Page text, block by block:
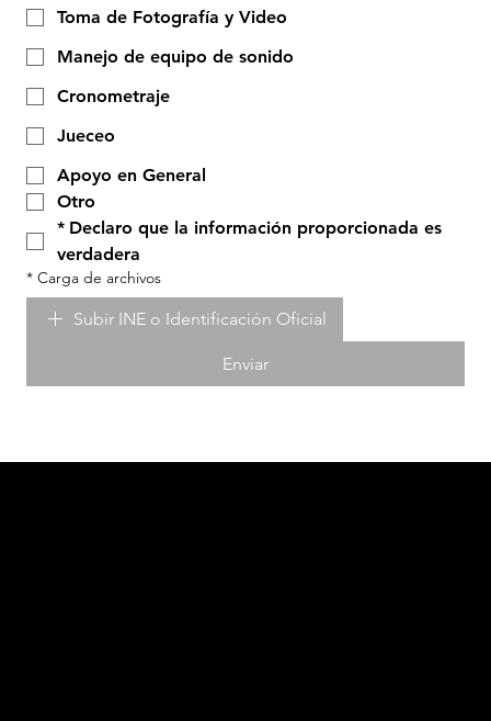
Toma de Fotografía y Video
Manejo de equipo de sonido
Cronometraje
Jueceo
Apoyo en General
Otro
* Declaro que la información proporcionada es
verdadera
* Carga de archivos
Subir INE o Identificación Oficial
Enviar